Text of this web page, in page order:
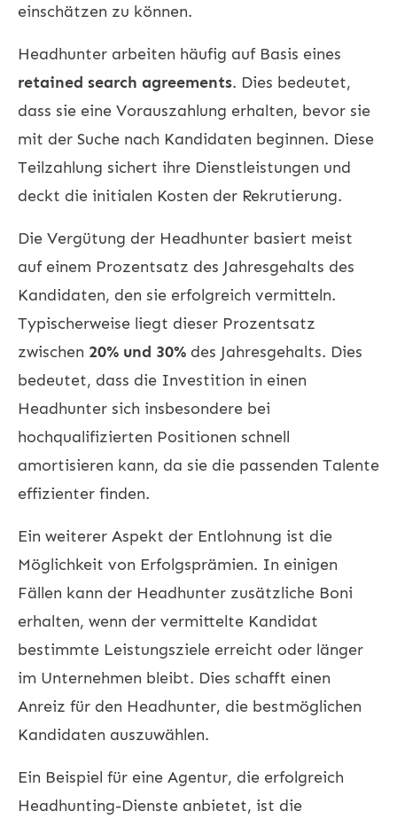
einschätzen zu können.
Headhunter arbeiten häufig auf Basis eines
retained search agreements. Dies bedeutet,
dass sie eine Vorauszahlung erhalten, bevor sie
mit der Suche nach Kandidaten beginnen. Diese
Teilzahlung sichert ihre Dienstleistungen und
deckt die initialen Kosten der Rekrutierung.
Die Vergütung der Headhunter basiert meist
auf einem Prozentsatz des Jahresgehalts des
Kandidaten, den sie erfolgreich vermitteln.
Typischerweise liegt dieser Prozentsatz
zwischen 20% und 30% des Jahresgehalts. Dies
bedeutet, dass die Investition in einen
Headhunter sich insbesondere bei
hochqualifizierten Positionen schnell
amortisieren kann, da sie die passenden Talente
effizienter finden.
Ein weiterer Aspekt der Entlohnung ist die
Möglichkeit von Erfolgsprämien. In einigen
Fällen kann der Headhunter zusätzliche Boni
erhalten, wenn der vermittelte Kandidat
bestimmte Leistungsziele erreicht oder länger
im Unternehmen bleibt. Dies schafft einen
Anreiz für den Headhunter, die bestmöglichen
Kandidaten auszuwählen.
Ein Beispiel für eine Agentur, die erfolgreich
Headhunting-Dienste anbietet, ist die